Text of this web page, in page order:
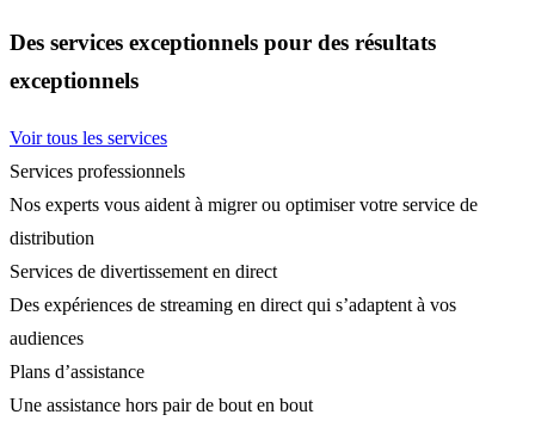
Des services exceptionnels pour des résultats
exceptionnels
Voir tous les services
Services professionnels
Nos experts vous aident à migrer ou optimiser votre service de
distribution
Services de divertissement en direct
Des expériences de streaming en direct qui s’adaptent à vos
audiences
Plans d’assistance
Une assistance hors pair de bout en bout